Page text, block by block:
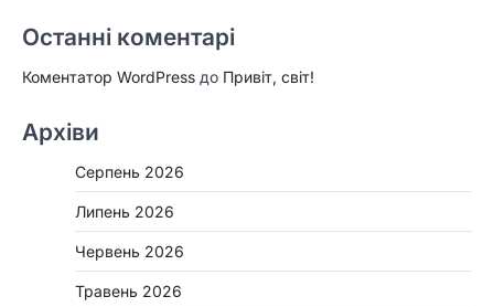
Останні коментарі
Коментатор WordPress до Привіт, світ!
Архіви
Серпень 2026
Липень 2026
Червень 2026
Травень 2026